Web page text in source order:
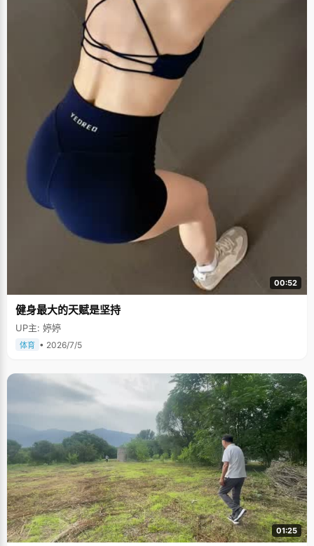
00:52
健身最大的天赋是坚持
UP主: 婷婷
体育 • 2026/7/5
01:25